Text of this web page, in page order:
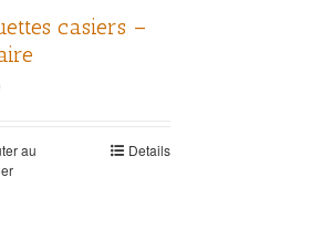
casiers –
au
Details